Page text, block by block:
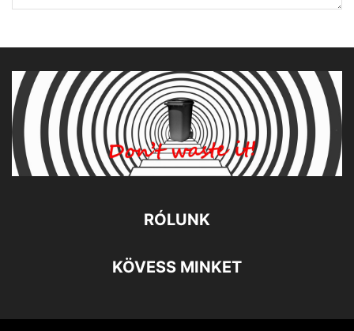
RÓLUNK
KÖVESS MINKET